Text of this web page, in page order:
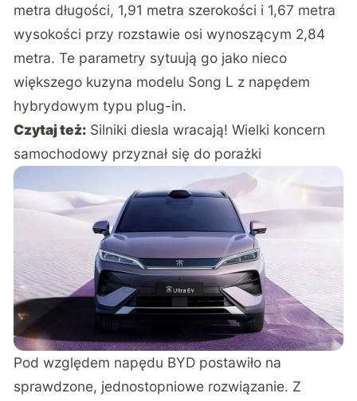
metra długości, 1,91 metra szerokości i 1,67 metra
wysokości przy rozstawie osi wynoszącym 2,84
metra. Te parametry sytuują go jako nieco
większego kuzyna modelu Song L z napędem
hybrydowym typu plug-in.
Czytaj też: Silniki diesla wracają! Wielki koncern
samochodowy przyznał się do porażki
Pod względem napędu BYD postawiło na
sprawdzone, jednostopniowe rozwiązanie. Z